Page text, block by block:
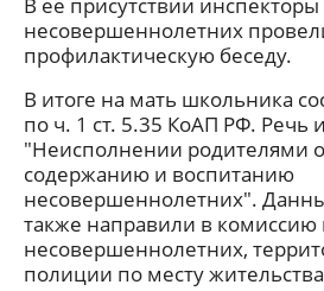
В ее присутствии
несовершеннолетних
профилактическую беседу.
В итоге на мать школьника
по ч. 1 ст. 5.35 КоАП РФ. Речь
"Неисполнении родителями
содержанию и воспитанию
несовершеннолетних".
также направили в комиссию
несовершеннолетних,
полиции по месту